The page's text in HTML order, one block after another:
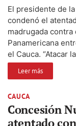
El presidente de
condenó el
madrugada
Panamericana
el Cauca. “Atacar
Leer más
CAUCA
Concesión
atentado